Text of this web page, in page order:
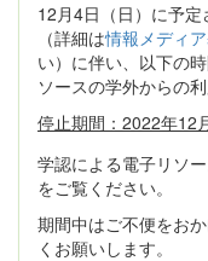
12月4日（日）に予
（詳細は情報メディ
い）に伴い、以下の
ソースの学外からの
停止期間：2022年12
学認による電子リソ
をご覧ください。
期間中はご不便をお
くお願いします。